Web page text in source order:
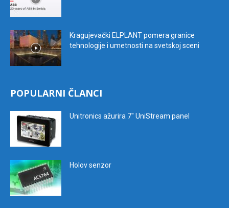
Kragujevački ELPLANT pomera granice
tehnologije i umetnosti na svetskoj sceni
POPULARNI ČLANCI
Unitronics ažurira 7″ UniStream panel
Holov senzor